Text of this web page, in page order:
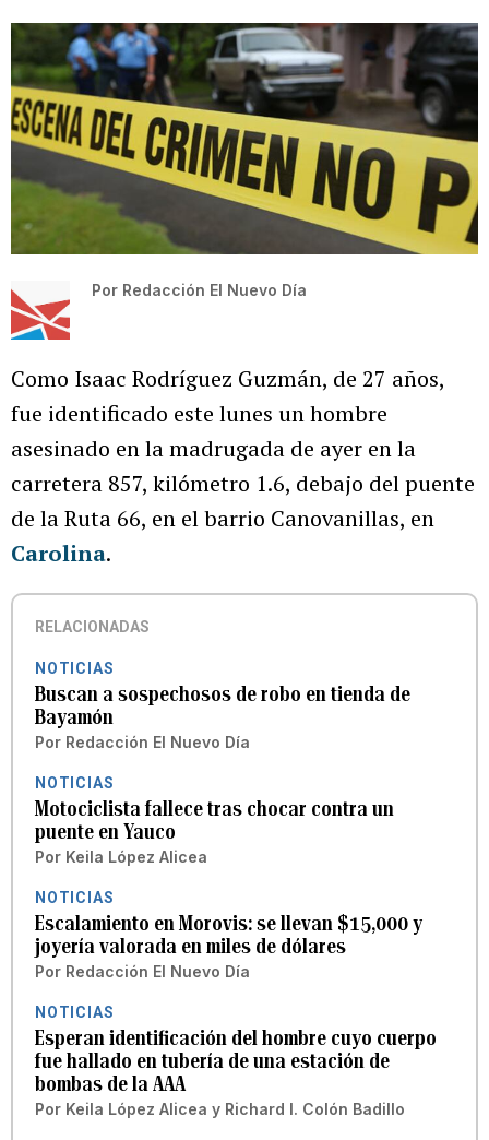
Por Redacción El Nuevo Día
Como Isaac Rodríguez Guzmán, de 27 años,
fue identificado este lunes un hombre
asesinado en la madrugada de ayer en la
carretera 857, kilómetro 1.6, debajo del puente
de la Ruta 66, en el barrio Canovanillas, en
Carolina.
RELACIONADAS
NOTICIAS
Buscan a sospechosos de robo en tienda de
Bayamón
Por Redacción El Nuevo Día
NOTICIAS
Motociclista fallece tras chocar contra un
puente en Yauco
Por Keila López Alicea
NOTICIAS
Escalamiento en Morovis: se llevan $15,000 y
joyería valorada en miles de dólares
Por Redacción El Nuevo Día
NOTICIAS
Esperan identificación del hombre cuyo cuerpo
fue hallado en tubería de una estación de
bombas de la AAA
Por Keila López Alicea y Richard I. Colón Badillo